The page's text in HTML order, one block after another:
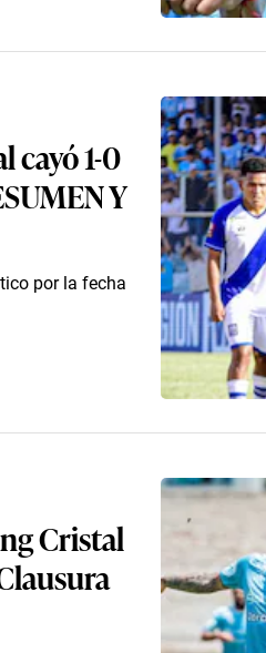
cayó 1-0
Y
por la fecha
Cristal